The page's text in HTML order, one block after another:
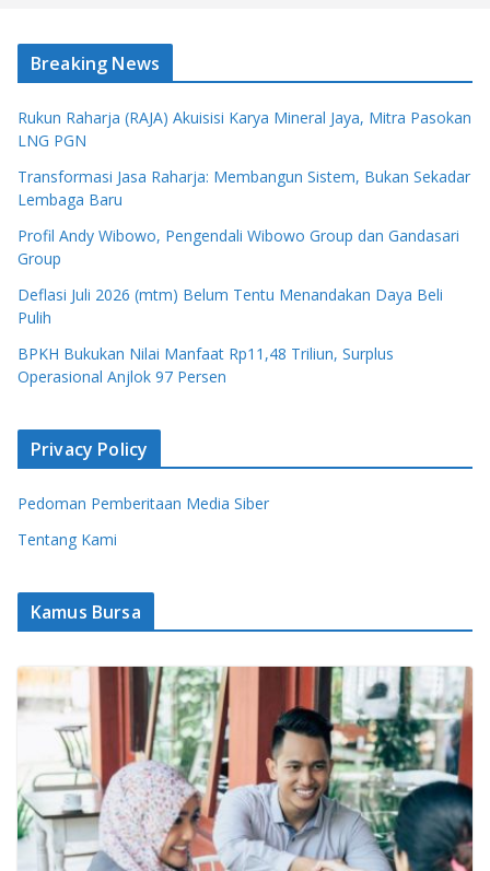
Breaking News
Rukun Raharja (RAJA) Akuisisi Karya Mineral Jaya, Mitra Pasokan
LNG PGN
Transformasi Jasa Raharja: Membangun Sistem, Bukan Sekadar
Lembaga Baru
Profil Andy Wibowo, Pengendali Wibowo Group dan Gandasari
Group
Deflasi Juli 2026 (mtm) Belum Tentu Menandakan Daya Beli
Pulih
BPKH Bukukan Nilai Manfaat Rp11,48 Triliun, Surplus
Operasional Anjlok 97 Persen
Privacy Policy
Pedoman Pemberitaan Media Siber
Tentang Kami
Kamus Bursa